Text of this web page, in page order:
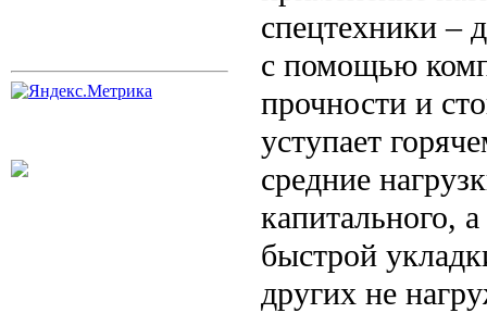
спецтехники –
с помощью
прочности и
уступает
средние
капитального,
быстрой
других не